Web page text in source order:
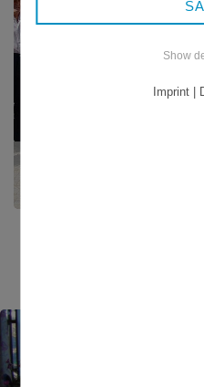
Show
Imprint |